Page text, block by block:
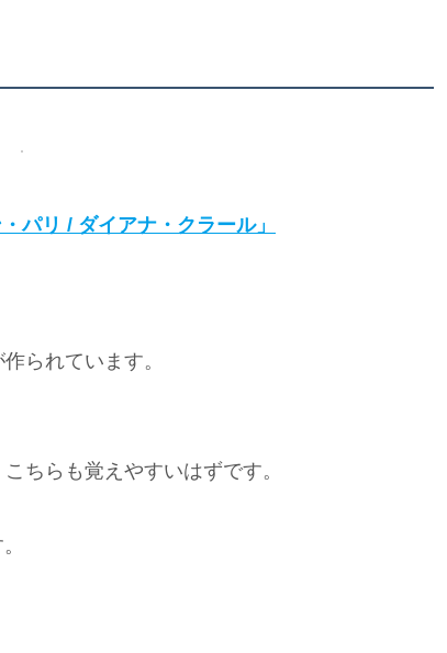
パリ / ダイアナ・クラール」
られています。
ちらも覚えやすいはずです。